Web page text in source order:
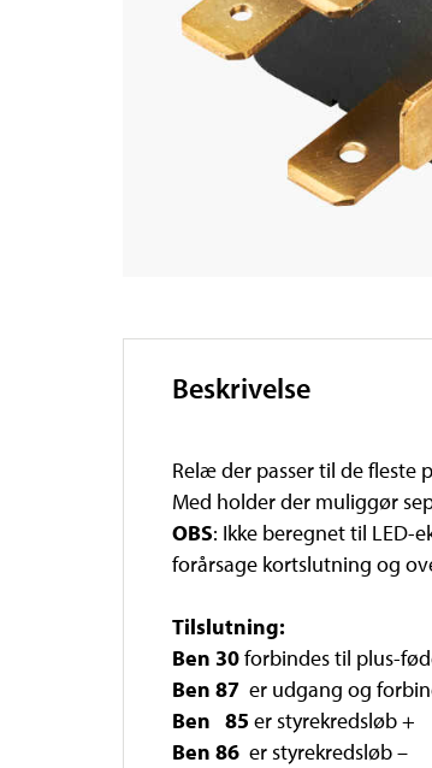
Beskrivelse
Relæ der passer til de
Med holder der muliggør
OBS: Ikke beregnet til LED-
forårsage kortslutning og
Tilslutning:
Ben 30forbindes til plus-
Ben 87 er udgang og
Ben 85 er styrekredsløb +
Ben 86 er styrekredsløb –